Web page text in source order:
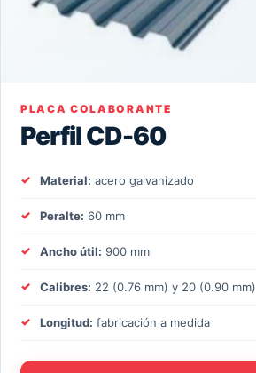
PLACA COLABORANTE
Perfil CD-60
Material: acero galvanizado
Peralte: 60 mm
Ancho útil: 900 mm
Calibres: 22 (0.76 mm) y 20 (0.90 mm)
Longitud: fabricación a medida